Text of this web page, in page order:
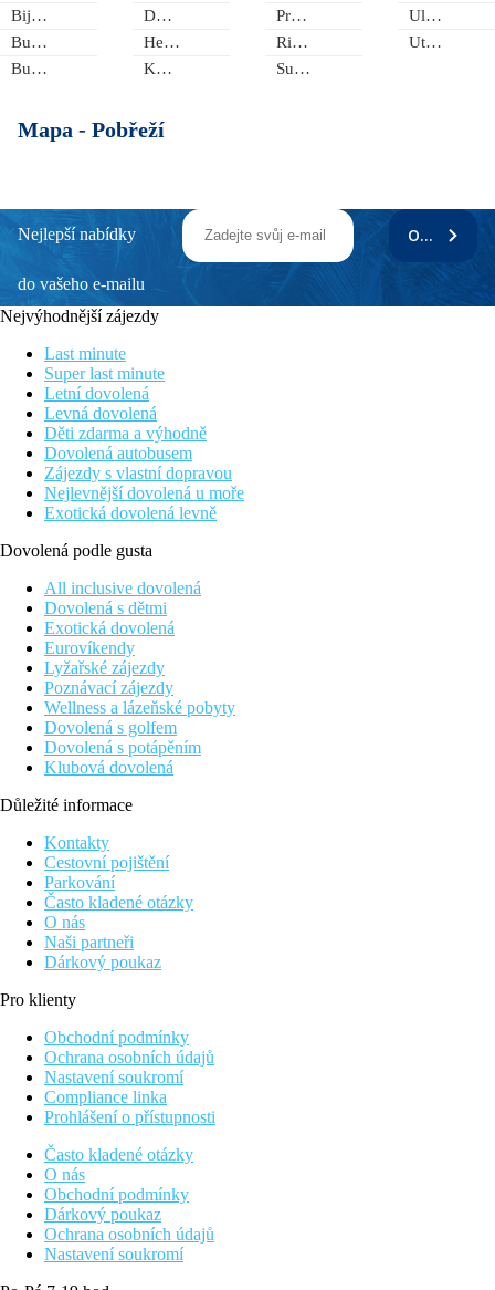
Bijela
Budva
Buljarica
Dobrota
Herceg Novi
Kotor
Pržno
Risan
Sutomore
Ulcinjská riviéra
Utjeha
Mapa - Pobřeží
Nejlepší nabídky
do vašeho e-mailu
ODEBÍRAT
Nejvýhodnější zájezdy
Last minute
Super last minute
Letní dovolená
Levná dovolená
Děti zdarma a výhodně
Dovolená autobusem
Zájezdy s vlastní dopravou
Nejlevnější dovolená u moře
Exotická dovolená levně
Dovolená podle gusta
All inclusive dovolená
Dovolená s dětmi
Exotická dovolená
Eurovíkendy
Lyžařské zájezdy
Poznávací zájezdy
Wellness a lázeňské pobyty
Dovolená s golfem
Dovolená s potápěním
Klubová dovolená
Důležité informace
Kontakty
Cestovní pojištění
Parkování
Často kladené otázky
O nás
Naši partneři
Dárkový poukaz
Pro klienty
Obchodní podmínky
Ochrana osobních údajů
Nastavení soukromí
Compliance linka
Prohlášení o přístupnosti
Často kladené otázky
O nás
Obchodní podmínky
Dárkový poukaz
Ochrana osobních údajů
Nastavení soukromí